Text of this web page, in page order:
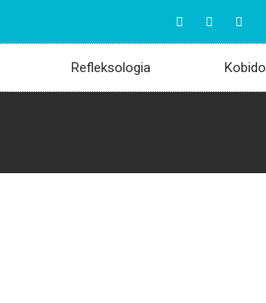
Refleksologia Kobido